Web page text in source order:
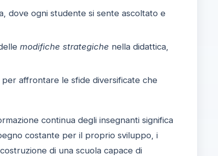
dove ogni studente si sente ascoltato e
modifiche strategiche nella didattica,
affrontare le sfide diversificate che
continua degli insegnanti significa
costante per il proprio sviluppo, i
di una scuola capace di